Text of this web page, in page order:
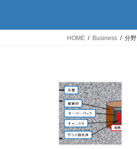
HOME Business 分野